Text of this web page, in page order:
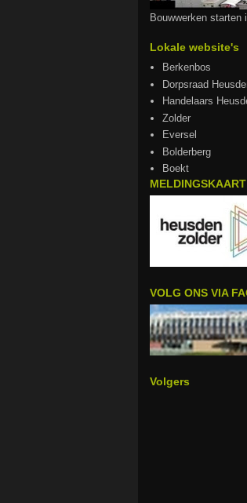
Bouwwerken starten
Lokale website's
Berkenbos
Dorpsraad
Handelaars
Zolder
Eversel
Bolderberg
Boekt
VOLG ONS VIA
Volgers